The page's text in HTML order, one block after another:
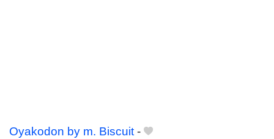
Oyakodon by m. Biscuit -